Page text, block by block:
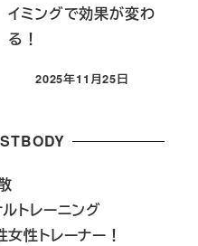
イミングで効果が変わ
る！
投稿日
2025年11月25日
トレーニング
女性トレーナー！